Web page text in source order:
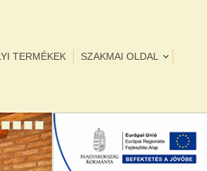
TERMÉKEK
SZAKMAI OLDAL